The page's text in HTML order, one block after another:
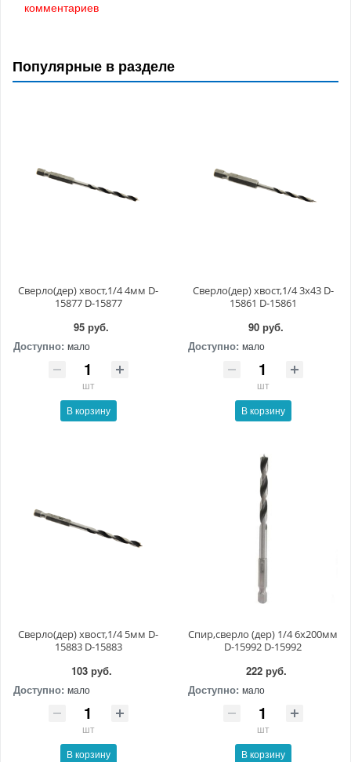
комментариев
Популярные в разделе
Сверло(дер) хвост,1/4 4мм D-
15877 D-15877
95 руб.
Доступно: мало
шт
В корзину
Сверло(дер) хвост,1/4 3x43 D-
15861 D-15861
90 руб.
Доступно: мало
шт
В корзину
Сверло(дер) хвост,1/4 5мм D-
15883 D-15883
103 руб.
Доступно: мало
шт
В корзину
Спир,сверло (дер) 1/4 6x200мм
D-15992 D-15992
222 руб.
Доступно: мало
шт
В корзину